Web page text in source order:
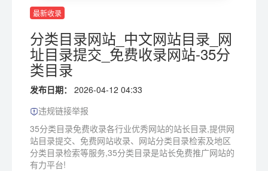
最新收录
分类目录网站_中文网站目录_网
址目录提交_免费收录网站-35分
类目录
发布日期：
2026-04-12 04:33
违规链接举报
35分类目录免费收录各行业优秀网站的站长目录,提供网
站目录提交、免费网站收录、网站分类目录检索及地区
分类目录检索等服务,35分类目录是站长免费推广网站的
有力平台!